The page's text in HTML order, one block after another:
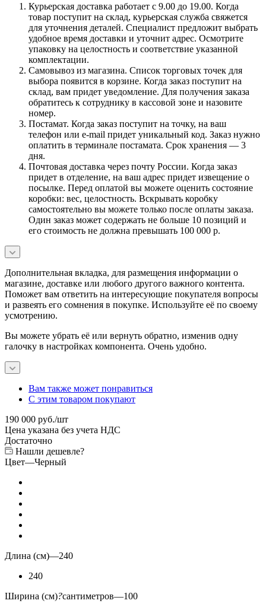
Курьерская доставка работает с 9.00 до 19.00. Когда
товар поступит на склад, курьерская служба свяжется
для уточнения деталей. Специалист предложит выбрать
удобное время доставки и уточнит адрес. Осмотрите
упаковку на целостность и соответствие указанной
комплектации.
Самовывоз из магазина. Список торговых точек для
выбора появится в корзине. Когда заказ поступит на
склад, вам придет уведомление. Для получения заказа
обратитесь к сотруднику в кассовой зоне и назовите
номер.
Постамат. Когда заказ поступит на точку, на ваш
телефон или e-mail придет уникальный код. Заказ нужно
оплатить в терминале постамата. Срок хранения — 3
дня.
Почтовая доставка через почту России. Когда заказ
придет в отделение, на ваш адрес придет извещение о
посылке. Перед оплатой вы можете оценить состояние
коробки: вес, целостность. Вскрывать коробку
самостоятельно вы можете только после оплаты заказа.
Один заказ может содержать не больше 10 позиций и
его стоимость не должна превышать 100 000 р.
Дополнительная вкладка, для размещения информации о
магазине, доставке или любого другого важного контента.
Поможет вам ответить на интересующие покупателя вопросы
и развеять его сомнения в покупке. Используйте её по своему
усмотрению.
Вы можете убрать её или вернуть обратно, изменив одну
галочку в настройках компонента. Очень удобно.
Вам также может понравиться
С этим товаром покупают
190 000 руб./шт
Цена указана без учета НДС
Достаточно
Нашли дешевле?
Цвет—Черный
Длина (см)—240
240
Ширина (см)?сантиметров—100